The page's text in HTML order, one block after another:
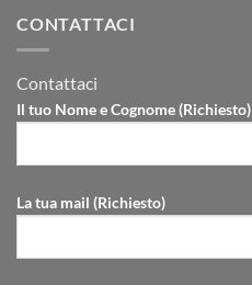
CONTATTACI
Contattaci
Il tuo Nome e Cognome (Richiesto)
La tua mail (Richiesto)